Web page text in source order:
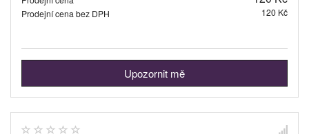
Prodejní cena bez DPH 120 Kč
Upozornit mě